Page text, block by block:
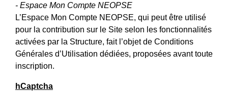
- Espace Mon Compte NEOPSE
L’Espace Mon Compte NEOPSE, qui peut être utilisé
pour la contribution sur le Site selon les fonctionnalités
activées par la Structure, fait l’objet de Conditions
Générales d’Utilisation dédiées, proposées avant toute
inscription.
hCaptcha